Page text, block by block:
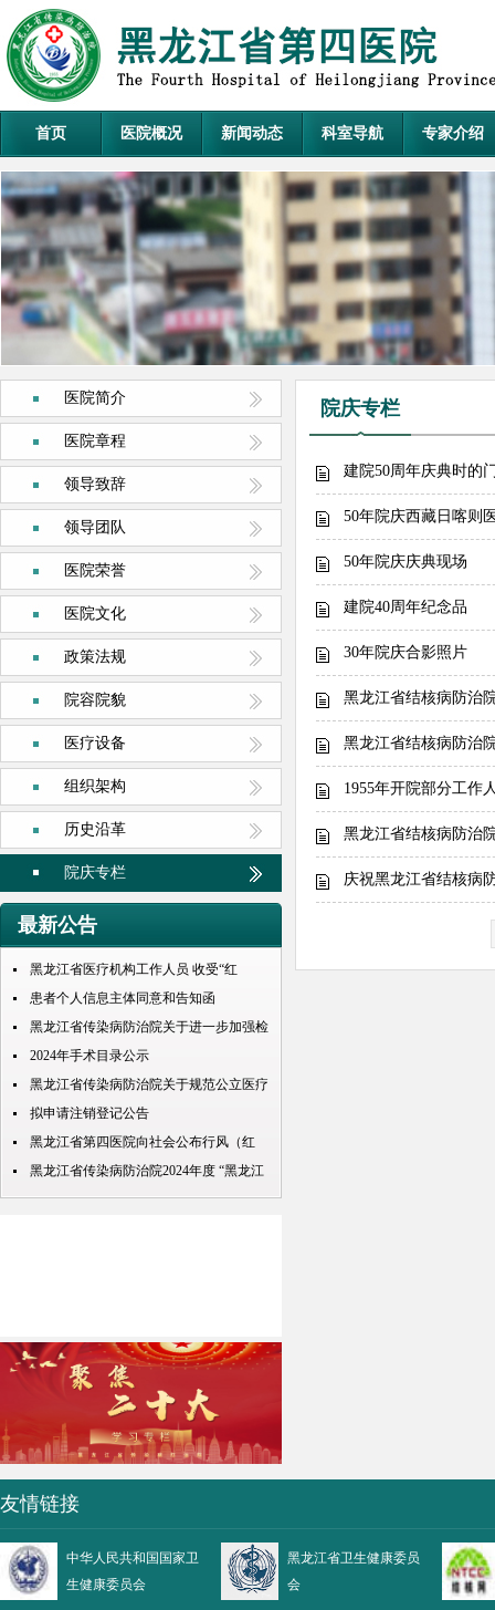
首页 医院概况 新闻动态 科室导航 专家介绍
医院简介
医院章程
领导致辞
领导团队
医院荣誉
医院文化
政策法规
院容院貌
医疗设备
组织架构
历史沿革
院庆专栏
最新公告
黑龙江省医疗机构工作人员 收受“红
包”处理规定
患者个人信息主体同意和告知函
黑龙江省传染病防治院关于进一步加强检
查检验结果互认项目的公示
2024年手术目录公示
黑龙江省传染病防治院关于规范公立医疗
机构预交金管理工作实施情况的通知
拟申请注销登记公告
黑龙江省第四医院向社会公布行风（红
包） 问题投诉举报电话
黑龙江省传染病防治院2024年度 “黑龙江
人才周”公开招聘 拟录取人员名单公示
院庆专栏
建院50周年庆典时的
50年院庆西藏日喀则
50年院庆庆典现场
建院40周年纪念品
30年院庆合影照片
黑龙江省结核病防治
黑龙江省结核病防治
1955年开院部分工作
黑龙江省结核病防治
庆祝黑龙江省结核病
友情链接
中华人民共和国国家卫
生健康委员会
黑龙江省卫生健康委员
会